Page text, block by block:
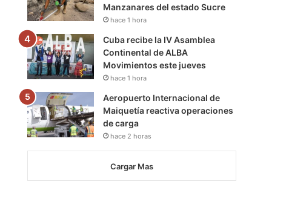
Manzanares del estado Sucre
hace 1 hora
Cuba recibe la IV Asamblea
Continental de ALBA
Movimientos este jueves
hace 1 hora
Aeropuerto Internacional de
Maiquetía reactiva operaciones
de carga
hace 2 horas
Cargar Mas